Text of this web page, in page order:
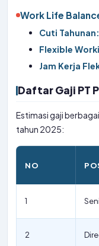
Work Life
Cuti Tahunan:
Flexible
Jam Kerja
Daftar Gaji PT
Estimasi gaji
tahun 2025:
NO
1
2